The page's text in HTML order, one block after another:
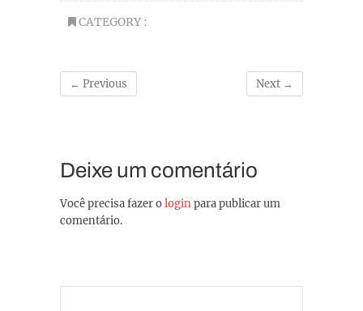
CATEGORY :
← Previous Next →
Deixe um comentário
Você precisa fazer ologinpara publicar um
comentário.